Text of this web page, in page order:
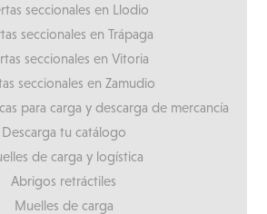
seccionales en Llodio
seccionales en Trápaga
seccionales en Vitoria
seccionales en Zamudio
para carga y descarga de mercancía
Descarga tu catálogo
de carga y logística
Abrigos retráctiles
Muelles de carga